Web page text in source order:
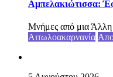
Αμπελακιώτισσα:
Μνήμες από μια Άλλη
Αιτωλοακαρνανία